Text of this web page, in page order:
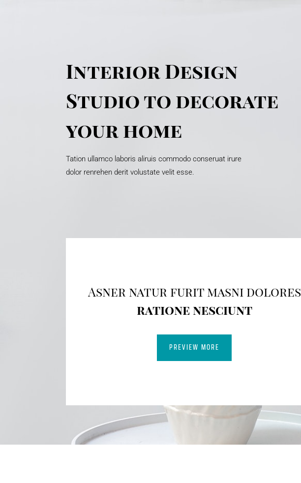
Interior Design
Studio to decorate
your home
Tation ullamco laboris aliruis commodo conseruat irure
dolor renrehen derit volustate velit esse.
Asner natur furit masni dolores
ratione nesciunt
PREVIEW MORE